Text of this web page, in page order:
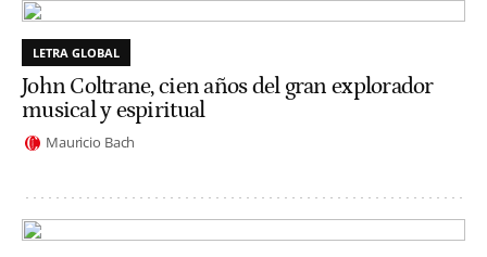
LETRA GLOBAL
John Coltrane, cien años del gran explorador
musical y espiritual
Mauricio Bach